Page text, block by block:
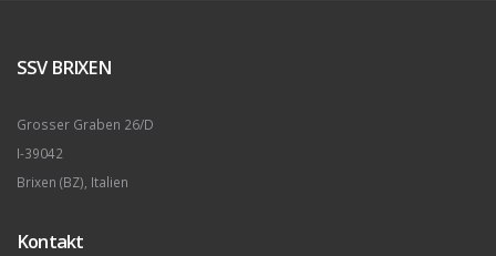
SSV BRIXEN
Grosser Graben 26/D
I-39042
Brixen (BZ), Italien
Kontakt